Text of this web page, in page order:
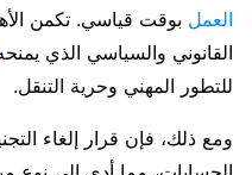
العمل بوقت قياسي. تكمن
القانوني والسياسي الذي
للتطور المهني وحرية التنقل.
ومع ذلك، فإن قرار إلغاء